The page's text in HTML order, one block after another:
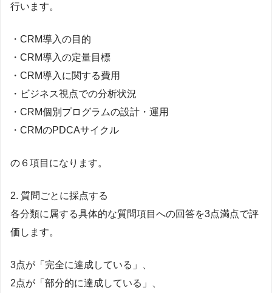
行います。
・CRM導入の目的
・CRM導入の定量目標
・CRM導入に関する費用
・ビジネス視点での分析状況
・CRM個別プログラムの設計・運用
・CRMのPDCAサイクル
の６項目になります。
2. 質問ごとに採点する
各分類に属する具体的な質問項目への回答を3点満点で評
価します。
3点が「完全に達成している」、
2点が「部分的に達成している」、